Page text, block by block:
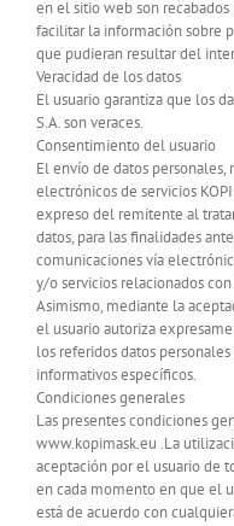
en el sitio web son recabados
facilitar la información sobre
que pudieran resultar del
Veracidad de los datos
El usuario garantiza que los
S.A. son veraces.
Consentimiento del usuario
El envío de datos
electrónicos de servicios
expreso del remitente al
datos, para las finalidades
comunicaciones vía
y/o servicios relacionados
Asimismo, mediante la
el usuario autoriza
los referidos datos
informativos específicos.
Condiciones generales
Las presentes condiciones
www.kopimask.eu .La
aceptación por el usuario de
en cada momento en que el
está de acuerdo con